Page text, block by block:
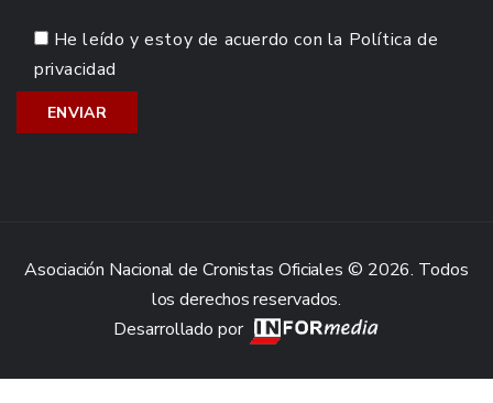
He leído y estoy de acuerdo con la Política de
privacidad
Asociación Nacional de Cronistas Oficiales © 2026. Todos
los derechos reservados.
Desarrollado por